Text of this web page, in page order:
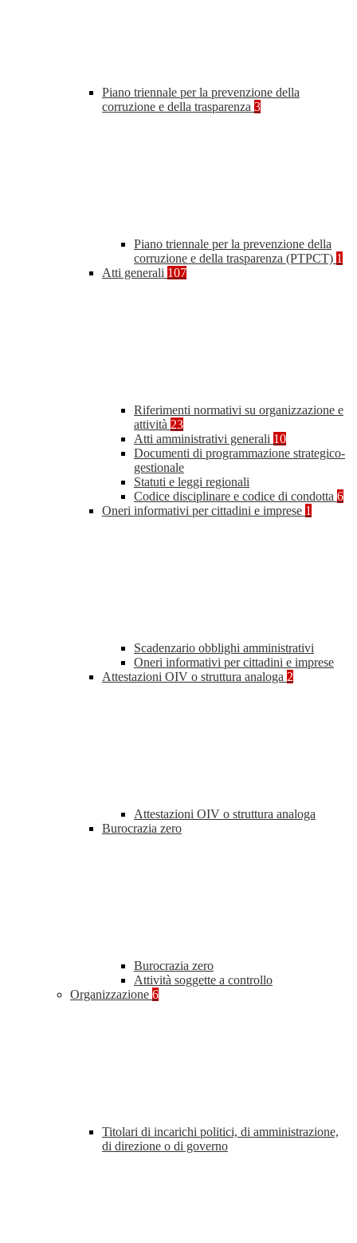
Piano triennale per la prevenzione della
corruzione e della trasparenza 3
Piano triennale per la prevenzione della
corruzione e della trasparenza (PTPCT) 1
Atti generali 107
Riferimenti normativi su organizzazione e
attività 23
Atti amministrativi generali 10
Documenti di programmazione strategico-
gestionale
Statuti e leggi regionali
Codice disciplinare e codice di condotta 6
Oneri informativi per cittadini e imprese 1
Scadenzario obblighi amministrativi
Oneri informativi per cittadini e imprese
Attestazioni OIV o struttura analoga 2
Attestazioni OIV o struttura analoga
Burocrazia zero
Burocrazia zero
Attività soggette a controllo
Organizzazione 6
Titolari di incarichi politici, di amministrazione,
di direzione o di governo